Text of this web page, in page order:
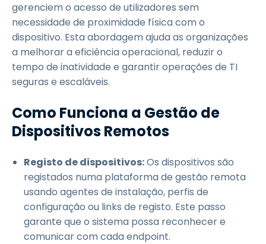
gerenciem o acesso de utilizadores sem
necessidade de proximidade física com o
dispositivo. Esta abordagem ajuda as organizações
a melhorar a eficiência operacional, reduzir o
tempo de inatividade e garantir operações de TI
seguras e escaláveis.
Como Funciona a Gestão de
Dispositivos Remotos
Registo de dispositivos:Os dispositivos são
registados numa plataforma de gestão remota
usando agentes de instalação, perfis de
configuração ou links de registo. Este passo
garante que o sistema possa reconhecer e
comunicar com cada endpoint.